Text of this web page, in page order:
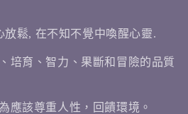
放鬆, 在不知不覺中喚醒心靈.
培育、智力、果斷和冒險的品質
應該尊重人性，回饋環境。